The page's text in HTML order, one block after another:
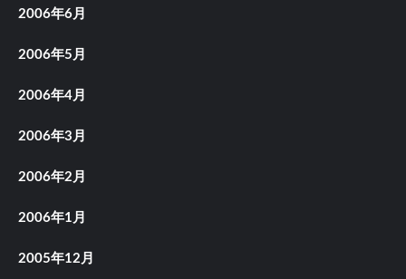
2006年6月
2006年5月
2006年4月
2006年3月
2006年2月
2006年1月
2005年12月